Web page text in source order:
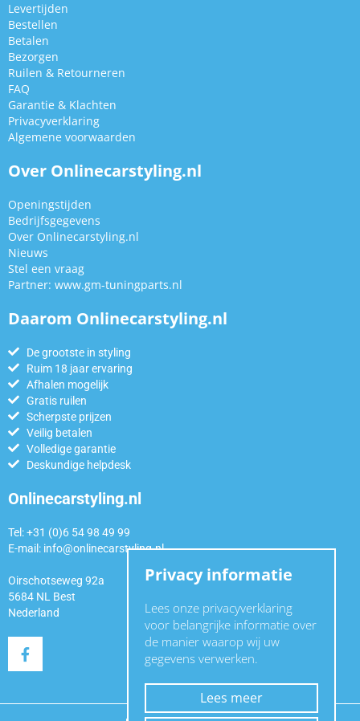
Levertijden
Bestellen
Betalen
Bezorgen
Ruilen & Retourneren
FAQ
Garantie & Klachten
Privacyverklaring
Algemene voorwaarden
Over Onlinecarstyling.nl
Openingstijden
Bedrijfsgegevens
Over Onlinecarstyling.nl
Nieuws
Stel een vraag
Partner: www.gm-tuningparts.nl
Daarom Onlinecarstyling.nl
De grootste in styling
Ruim 18 jaar ervaring
Afhalen mogelijk
Gratis ruilen
Scherpste prijzen
Veilig betalen
Volledige garantie
Deskundige helpdesk
Onlinecarstyling.nl
Tel: +31 (0)6 54 98 49 99
E-mail: info@onlinecarstyling.nl
Oirschotseweg 92a
5684 NL Best
Nederland
Privacy informatie
Lees onze privacyverklaring
voor belangrijke informatie over
de manier waarop wij uw
gegevens verwerken.
Lees meer